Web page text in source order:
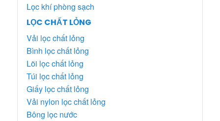
Lọc khí phòng sạch
LỌC CHẤT LỎNG
Vải lọc chất lỏng
Bình lọc chất lỏng
Lõi lọc chất lỏng
Túi lọc chất lỏng
Giấy lọc chất lỏng
Vải nylon lọc chất lỏng
Bông lọc nước